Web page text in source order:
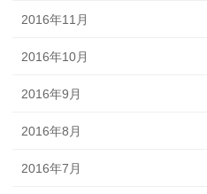
2016年11月
2016年10月
2016年9月
2016年8月
2016年7月